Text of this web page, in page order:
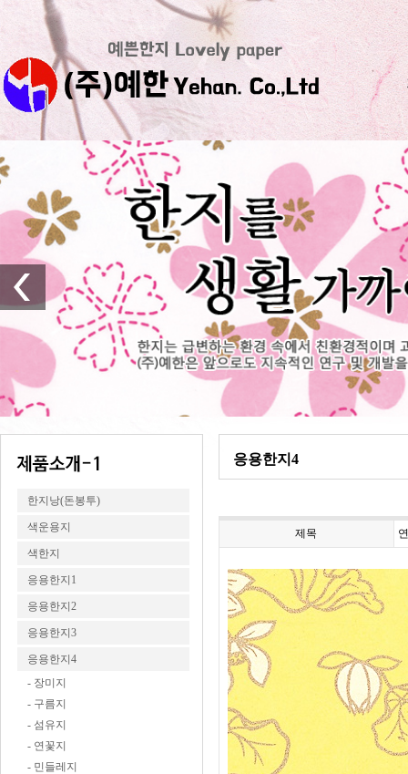
한지낭(돈봉투)
색운용지
색한지
응용한지1
응용한지2
응용한지3
응용한지4
- 장미지
- 구름지
- 섬유지
- 연꽃지
- 민들레지
응용한지4
제목